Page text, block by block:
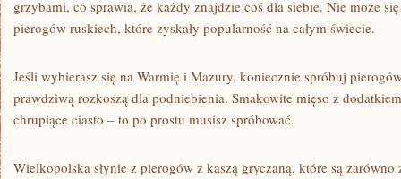
grzybami, co sprawia, że ​każdy znajdzie coś‍ dla siebie. Nie może
pierogów ruskiech, które zyskały popularność na całym świecie.
Jeśli wybierasz się na⁣ Warmię‌ i ⁤Mazury, koniecznie spróbuj
prawdziwą rozkoszą dla podniebienia. Smakowite mięso z
chrupiące ciasto – to po prostu musisz ‍spróbować.
Wielkopolska słynie z pierogów‌ z kaszą ⁤gryczaną, które ⁤są